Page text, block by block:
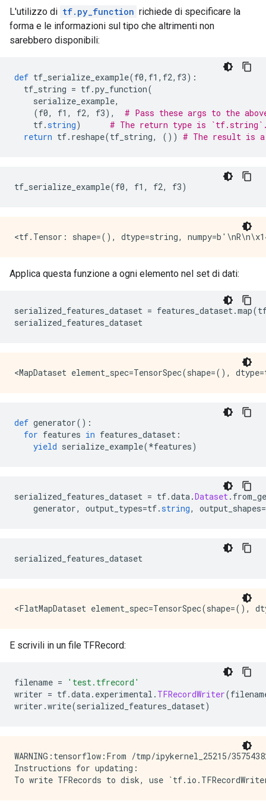
L'utilizzo di tf.py_function richiede di specificare la
forma e le informazioni sul tipo che altrimenti non
sarebbero disponibili:
def tf_serialize_example(f0, f1 , f2, f3):
tf_string = tf.py_function(
serialize_example,
(f0, f1 , f2, f3),
# Pass these args to the
tf.string)
# The return type is
return tf. reshape(tf_string, ()) # The result is
tf_serialize_example(f0, f1 , f2, f3)
Applica questa funzione a ogni elemento nel set di dati:
serialized_features_dataset = features_dataset.map(
serialized_features_dataset
def generator():
for features in features_dataset :
yield serialize_example(*features)
serialized_features_dataset = tf.data.Dataset.
generator, output_types=tf.string, output_shapes
serialized_features_dataset
E scrivili in un file TFRecord:
filename =
'test.tfrecord'
writer = tf.data. experimental . TFRecordWriter(
writer .write(serialized_features_dataset)
WARNING:tensorflow:From /tmp/ipykernel_25215/
Instructions for updating: